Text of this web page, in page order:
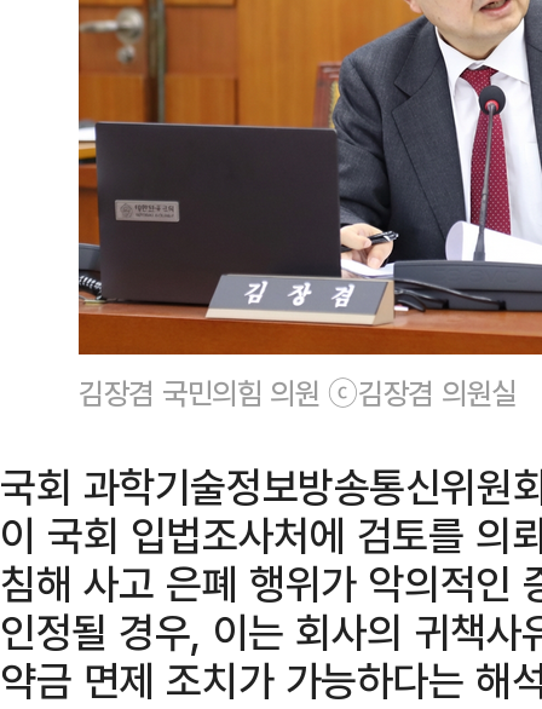
김장겸 국민의힘 의원 ⓒ김장겸 의원실
국회 과학기술정보방송통신위원
이 국회 입법조사처에 검토를
침해 사고 은폐 행위가 악의적인
인정될 경우, 이는 회사의 귀책
약금 면제 조치가 가능하다는 해